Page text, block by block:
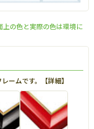
の色と実際の色は環境に
ームです。【詳細】